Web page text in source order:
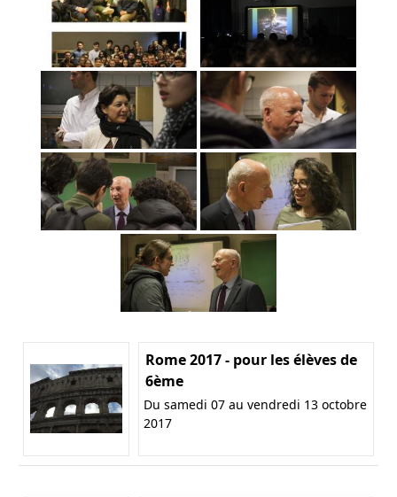
Rome 2017 - pour les élèves de
6ème
Du samedi 07 au vendredi 13 octobre
2017